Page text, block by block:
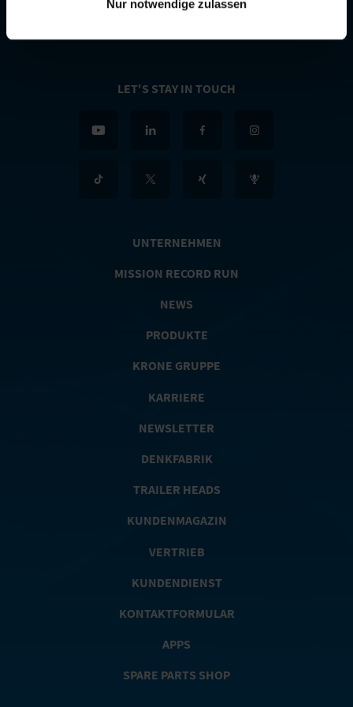
Nur notwendige zulassen
LET'S STAY IN TOUCH
UNTERNEHMEN
MISSION RECORD RUN
NEWS
PRODUKTE
KRONE GRUPPE
KARRIERE
NEWSLETTER
DENKFABRIK
TRAILER HEADS
KUNDENMAGAZIN
VERTRIEB
KUNDENDIENST
KONTAKTFORMULAR
APPS
SPARE PARTS SHOP